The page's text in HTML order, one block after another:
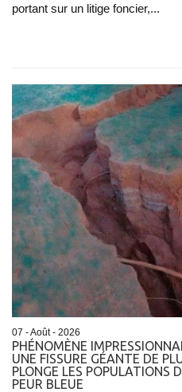
portant sur un litige foncier,...
07 - Août - 2026
PHÉNOMÈNE
UNE FISSURE GÉANTE DE
PLONGE LES POPULATIONS
PEUR BLEUE